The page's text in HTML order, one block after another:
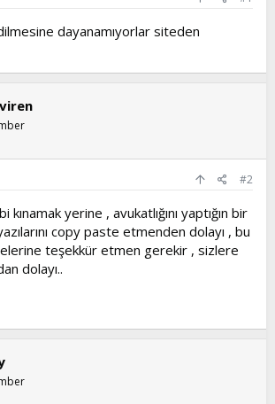
dayanamıyorlar siteden
#2
yerine , avukatlığını yaptığın bir
copy paste etmenden dolayı , bu
teşekkür etmen gerekir , sizlere
dolayı..